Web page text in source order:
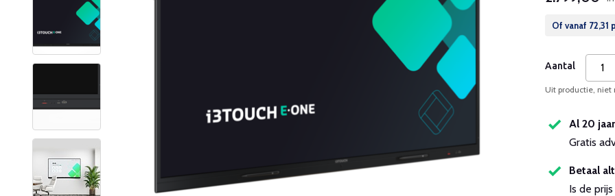
Of vanaf 72,31
Aantal
Uit productie, niet
Al 20
Gratis
Betaal
Is de